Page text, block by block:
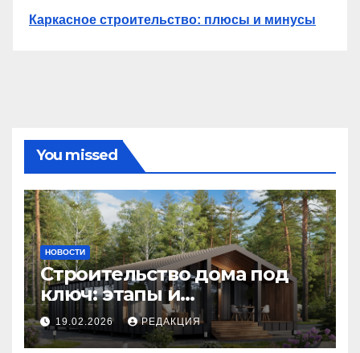
Каркасное строительство: плюсы и минусы
You missed
НОВОСТИ
Строительство дома под
ключ: этапы и
планирование бюджета
19.02.2026 РЕДАКЦИЯ